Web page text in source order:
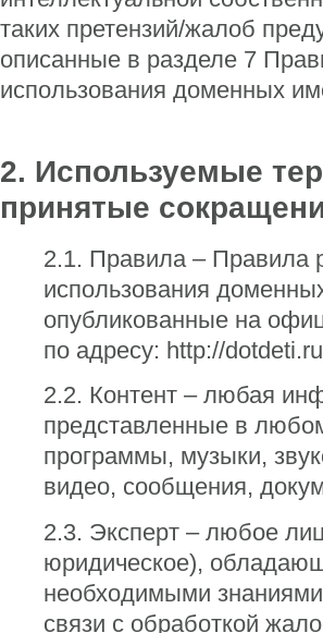
таких претензий/жалоб
описанные в разделе 7
использования доменных
2. Используемые
принятые
2.1. Правила – Правила
использования
опубликованные на
по адресу: http://
2.2. Контент – любая
представленные в
программы, музыки,
видео, сообщения,
2.3. Эксперт – любое
юридическое),
необходимыми
связи с обработкой